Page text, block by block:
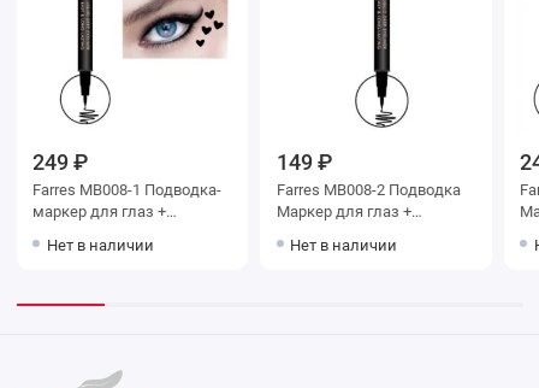
249 ₽
Farres MB008-1 Подводка-
маркер для глаз +
Нет в наличии
149 ₽
Farres MB008-2 Подводка
Маркер для глаз +
Нет в наличии